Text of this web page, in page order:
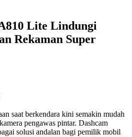
Lite Lindungi
Rekaman Super
saat berkendara kini semakin mudah
pengawas pintar. Dashcam
solusi andalan bagi pemilik mobil